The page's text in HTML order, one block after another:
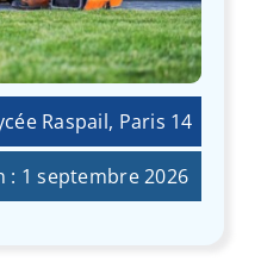
Raspail, Paris 14
: 1 septembre 2026